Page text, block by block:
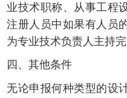
业技术职称、从事工程
注册人员中如果有人员
为专业技术负责人主持
四、其他条件
无论申报何种类型的设